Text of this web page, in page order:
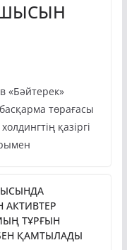
«Бәйтерек»
төрағасы
қазіргі
АКТИВТЕР
ТҰРҒЫН
ҚАМТЫЛАДЫ